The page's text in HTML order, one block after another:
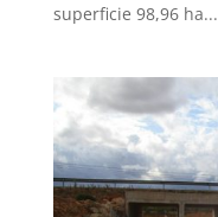
superficie 98,96 ha...